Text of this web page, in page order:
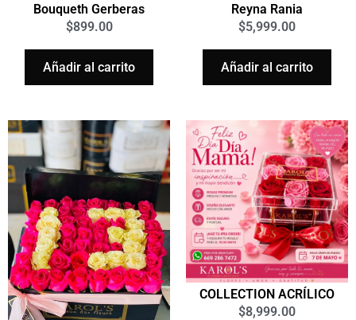
Bouqueth Gerberas
$899.00
Añadir al carrito
Reyna Rania
$5,999.00
Añadir al carrito
COLLECTION ACRÍLICO
$8,999.00